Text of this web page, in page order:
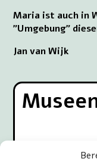
Maria ist auch in
"Umgebung"
Jan van Wijk